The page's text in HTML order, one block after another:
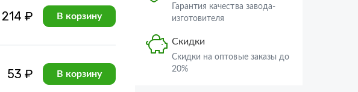
214 ₽ В корзину
53 ₽ В корзину
Скидки
20%